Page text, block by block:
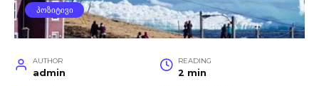
ᲞᲝᲖᲘᲢᲘᲕᲘ
AUTHOR
admin
READING
2 min